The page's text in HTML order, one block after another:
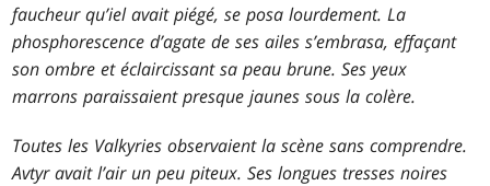
faucheur qu’iel avait piégé, se posa lourdement. La
phosphorescence d’agate de ses ailes s’embrasa, effaçant
son ombre et éclaircissant sa peau brune. Ses yeux
marrons paraissaient presque jaunes sous la colère.
Toutes les Valkyries observaient la scène sans comprendre.
Avtyr avait l’air un peu piteux. Ses longues tresses noires